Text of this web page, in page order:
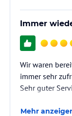
Immer
Wir waren
immer sehr
Sehr guter
Mehr